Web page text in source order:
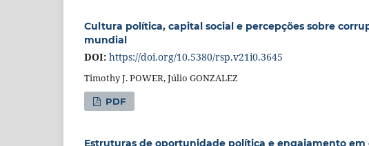
Cultura política, capital social e percepções sobre
mundial
DOI: https://doi.org/10.5380/rsp.v21i0.3645
Timothy J. POWER, Júlio GONZALEZ
PDF
Estruturas de oportunidade política e engajamento